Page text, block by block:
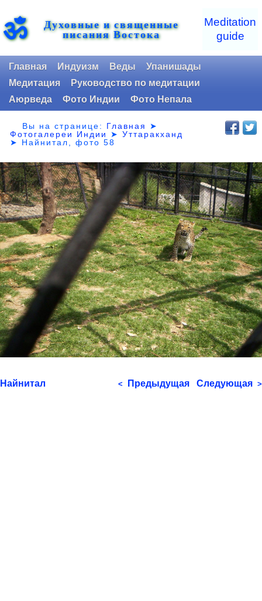
ॐ Духовные и священные
писания Востока
Meditation
guide
Главная Индуизм Веды
Упанишады
Медитация
Руководство по медитации
Аюрведа
Фото Индии Фото Непала
Вы на странице: Главная
➤
Фотогалереи Индии
➤Уттаракханд
➤ Найнитал, фото 58
Найнитал < Предыдущая Следующая >